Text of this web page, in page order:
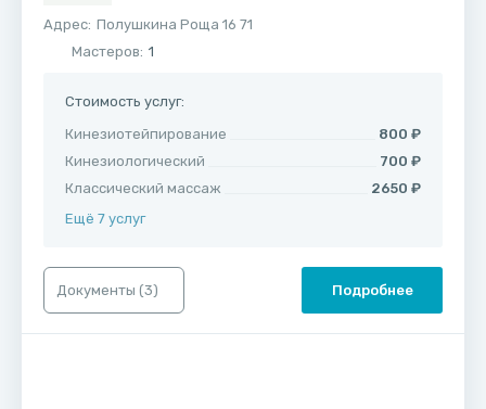
Адрес: ​Полушкина Роща 16 71
Мастеров: 1
Стоимость услуг:
Кинезиотейпирование
800 ₽
Кинезиологический
700 ₽
Классический массаж
2650 ₽
Ещё 7 услуг
Документы (3) Подробнее